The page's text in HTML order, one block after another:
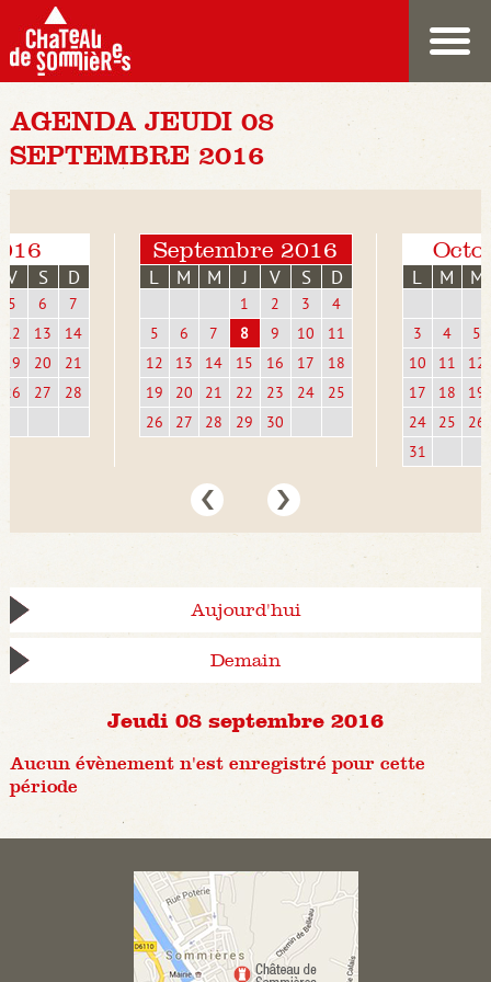
AGENDA JEUDI 08
SEPTEMBRE 2016
V S D
5 6
7
12
13
14
19
20
21
26
27 28
Septembre 2016
L M M J V S D
1 2 3
4
5
6 7 8 9 10
11
12
13 14 15 16 17
18
19
20 21 22 23 24
25
26
27 28 29 30
L M M
3 4
5
10
11
12
17
18
19
24
25
26
31
Aujourd'hui
Demain
Jeudi 08 septembre 2016
Aucun évènement n'est enregistré pour cette
période